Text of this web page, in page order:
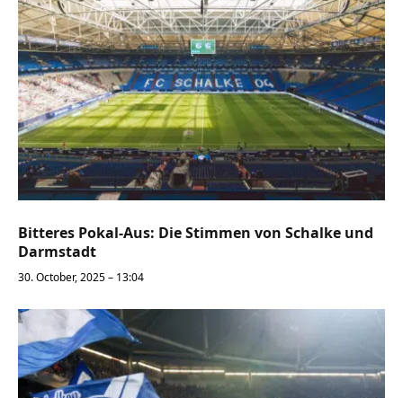
Bitteres Pokal-Aus: Die Stimmen von Schalke und
Darmstadt
30. October, 2025 – 13:04